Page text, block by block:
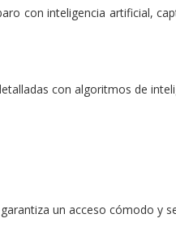
con inteligencia artificial,
con algoritmos de
un acceso cómodo y